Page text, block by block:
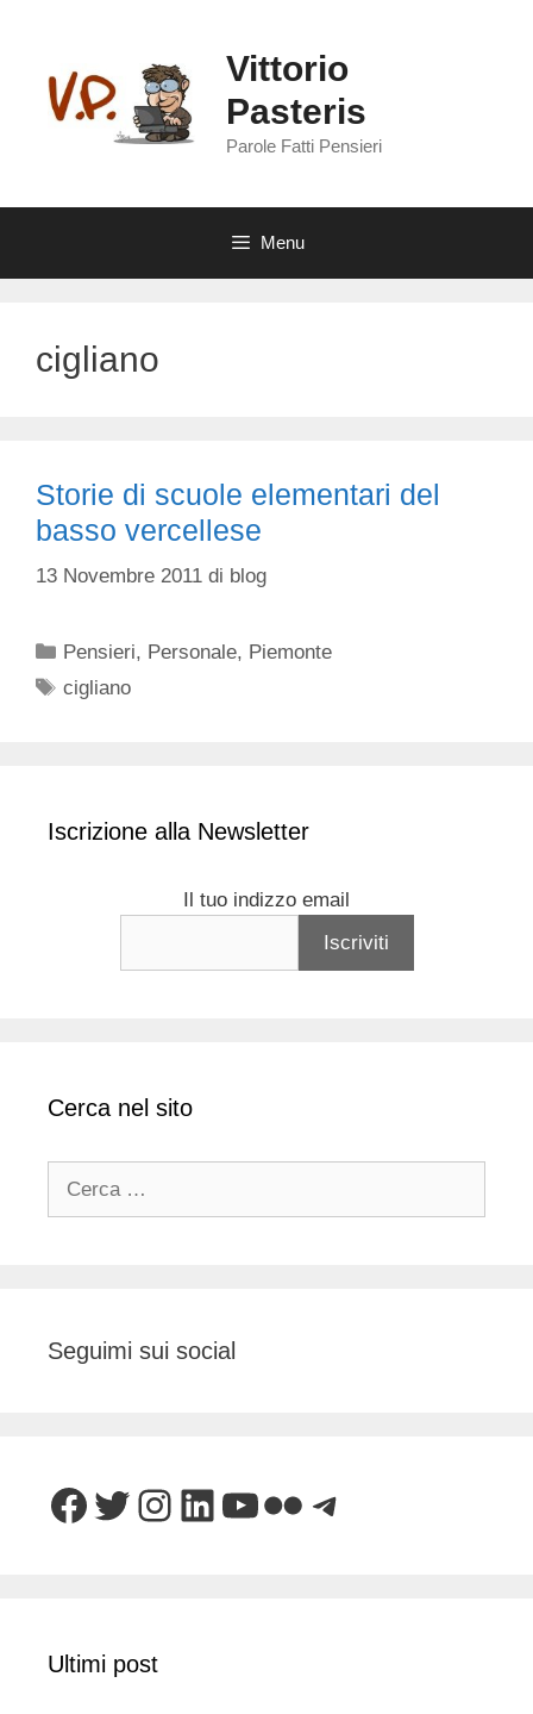
contenuto
Vittorio
Pasteris
Parole Fatti Pensieri
Menu
cigliano
Storie di scuole elementari del
basso vercellese
13 Novembre 2011 di blog
Categorie
Pensieri, Personale, Piemonte
Tag
cigliano
Iscrizione alla Newsletter
Il tuo indizzo email
Cerca nel sito
Seguimi sui social
Facebook
Twitter
Instagram
LinkedIn
YouTube
FlickrTelegram
Ultimi post